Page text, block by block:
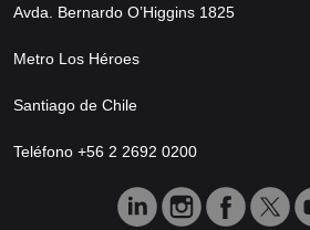
Avda. Bernardo O’Higgins 1825
Metro Los Héroes
Santiago de Chile
Teléfono +56 2 2692 0200